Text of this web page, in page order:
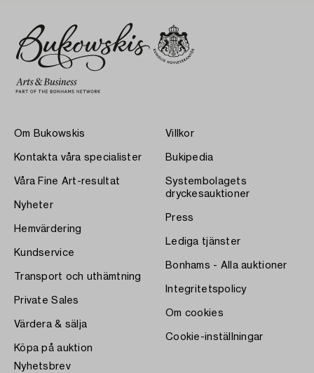
Om Bukowskis
Kontakta våra specialister
Våra Fine Art-resultat
Nyheter
Hemvärdering
Kundservice
Transport och uthämtning
Private Sales
Värdera & sälja
Köpa på auktion
Villkor
Bukipedia
Systembolagets
dryckesauktioner
Press
Lediga tjänster
Bonhams - Alla auktioner
Integritetspolicy
Om cookies
Cookie-inställningar
Nyhetsbrev